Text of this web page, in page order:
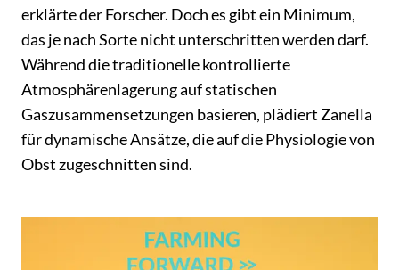
erklärte der Forscher. Doch es gibt ein Minimum,
das je nach Sorte nicht unterschritten werden darf.
Während die traditionelle kontrollierte
Atmosphärenlagerung auf statischen
Gaszusammensetzungen basieren, plädiert Zanella
für dynamische Ansätze, die auf die Physiologie von
Obst zugeschnitten sind.